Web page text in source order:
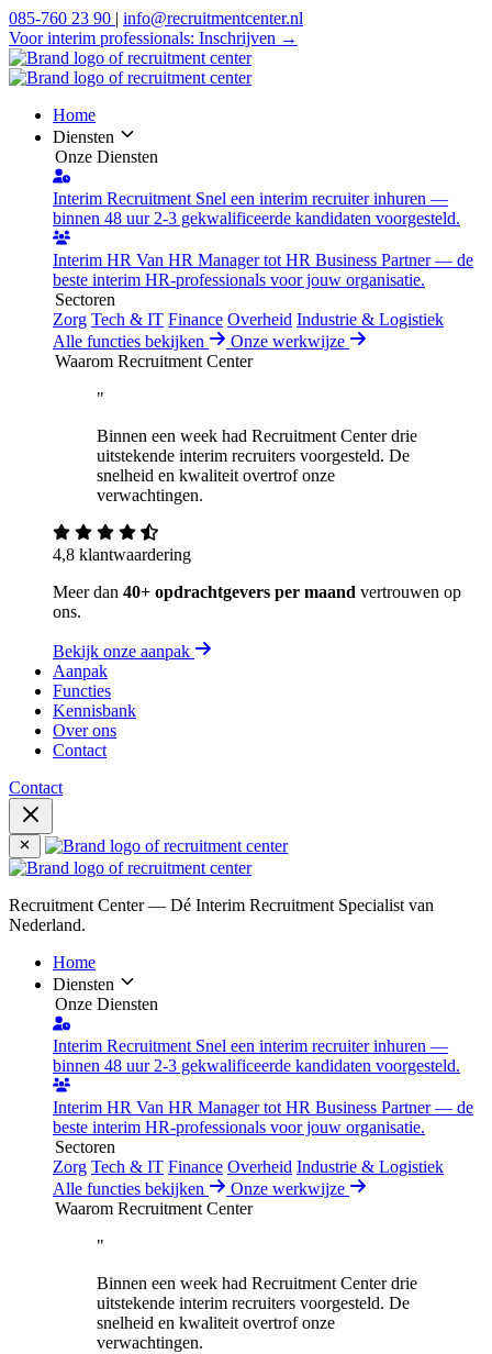
085-760 23 90 | info@recruitmentcenter.nl
Voor interim professionals: Inschrijven →
Home
Diensten
Onze Diensten
Interim Recruitment Snel een interim recruiter inhuren —
binnen 48 uur 2-3 gekwalificeerde kandidaten voorgesteld.
Interim HR Van HR Manager tot HR Business Partner — de
beste interim HR-professionals voor jouw organisatie.
Sectoren
Zorg Tech & IT Finance Overheid Industrie & Logistiek
Alle functies bekijken
Onze werkwijze
Waarom Recruitment Center
"
Binnen een week had Recruitment Center drie
uitstekende interim recruiters voorgesteld. De
snelheid en kwaliteit overtrof onze
verwachtingen.
4,8 klantwaardering
Meer dan 40+ opdrachtgevers per maand vertrouwen op
ons.
Bekijk onze aanpak
Aanpak
Functies
Kennisbank
Over ons
Contact
Contact
Recruitment Center — Dé Interim Recruitment Specialist van
Nederland.
Home
Diensten
Onze Diensten
Interim Recruitment Snel een interim recruiter inhuren —
binnen 48 uur 2-3 gekwalificeerde kandidaten voorgesteld.
Interim HR Van HR Manager tot HR Business Partner — de
beste interim HR-professionals voor jouw organisatie.
Sectoren
Zorg Tech & IT Finance Overheid Industrie & Logistiek
Alle functies bekijken
Onze werkwijze
Waarom Recruitment Center
"
Binnen een week had Recruitment Center drie
uitstekende interim recruiters voorgesteld. De
snelheid en kwaliteit overtrof onze
verwachtingen.